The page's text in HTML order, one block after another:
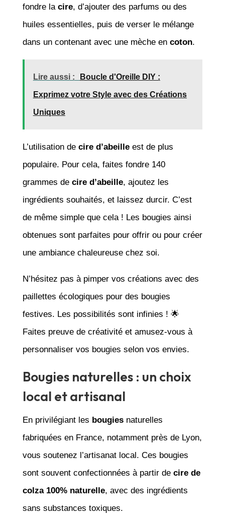
fondre la cire, d’ajouter des parfums ou des
huiles essentielles, puis de verser le mélange
dans un contenant avec une mèche en coton.
Lire aussi : Boucle d'Oreille DIY :
Exprimez votre Style avec des Créations
Uniques
L’utilisation de cire d’abeilleest de plus
populaire. Pour cela, faites fondre 140
grammes de cire d’abeille, ajoutez les
ingrédients souhaités, et laissez durcir. C’est
de même simple que cela ! Les bougies ainsi
obtenues sont parfaites pour offrir ou pour créer
une ambiance chaleureuse chez soi.
N’hésitez pas à pimper vos créations avec des
paillettes écologiques pour des bougies
festives. Les possibilités sont infinies ! 🌟
Faites preuve de créativité et amusez-vous à
personnaliser vos bougies selon vos envies.
Bougies naturelles : un choix
local et artisanal
En privilégiant les bougiesnaturelles
fabriquées en France, notamment près de Lyon,
vous soutenez l’artisanat local. Ces bougies
sont souvent confectionnées à partir de cire de
colza 100% naturelle, avec des ingrédients
sans substances toxiques.